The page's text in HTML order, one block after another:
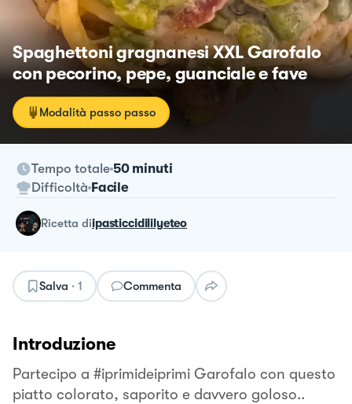
Spaghettoni gragnanesi XXL Garofalo
con pecorino, pepe, guanciale e fave
Modalità passo passo
Tempo totale 50 minuti
Difficoltà Facile
ricetta diipasticcidililyeteo
Salva · 1 Commenta
Introduzione
Partecipo a #iprimideiprimi Garofalo con questo
piatto colorato, saporito e davvero goloso..